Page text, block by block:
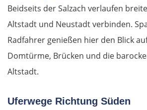
Beidseits der Salzach verlaufen
Altstadt und Neustadt verbinden.
Radfahrer genießen hier den Blick
Domtürme, Brücken und die
Altstadt.
Uferwege Richtung Süden